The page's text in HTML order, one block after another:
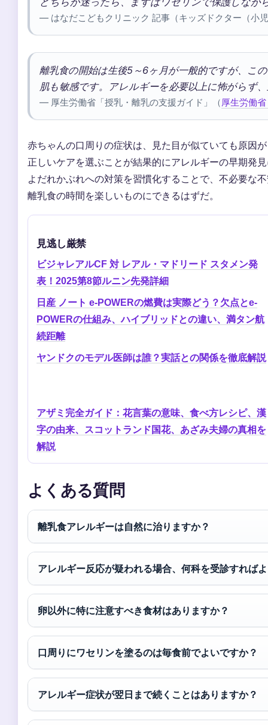
— はなだこどもクリニック 記事（キッズドクター（小
離乳食の開始は生後5～6ヶ月が一般的ですが、こ
肌も敏感です。アレルギーを必要以上に怖がらず
— 厚生労働省「授乳・離乳の支援ガイド」（厚生労働
赤ちゃんの口周りの症状は、見た目が似ていても原因
正しいケアを選ぶことが結果的にアレルギーの早期発
よだれかぶれへの対策を習慣化することで、不必要な
離乳食の時間を楽しいものにできるはずだ。
見逃し厳禁
ビジャレアルCF 対 レアル・マドリード スタメン発
表！2025第8節ルニン先発詳細
日産 ノート e-POWERの燃費は実際どう？欠点とe-
POWERの仕組み、ハイブリッドとの違い、満タン航
続距離
ヤンドクのモデル医師は誰？実話との関係を徹底解説
アザミ完全ガイド：花言葉の意味、食べ方レシピ、漢
字の由来、スコットランド国花、あざみ夫婦の真相を
解説
よくある質問
離乳食アレルギーは自然に治りますか？
アレルギー反応が疑われる場合、何科を受診すれば
卵以外に特に注意すべき食材はありますか？
口周りにワセリンを塗るのは毎食前でよいですか？
アレルギー症状が翌日まで続くことはありますか？